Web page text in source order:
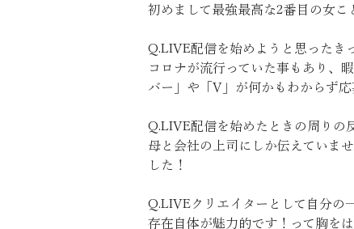
初めまして最強最高な2番目の女
Q.LIVE配信を始めようと思ったき
コロナが流行っていた事もあり、
バー」や「V」が何かもわからず
Q.LIVE配信を始めたときの周りの
母と会社の上司にしか伝えていま
した！
Q.LIVEクリエイターとして自分の
存在自体が魅力的です！って胸を